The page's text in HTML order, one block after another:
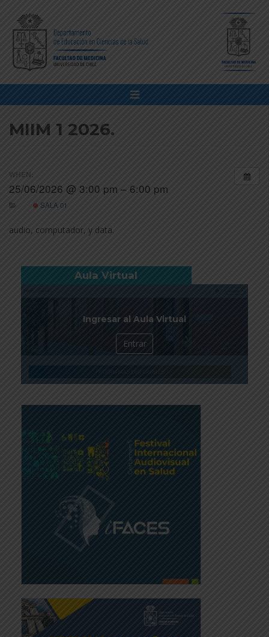
MIIM 1 2026.
WHEN:
25/06/2026 @ 3:00 pm – 6:00 pm
SALA 01
audio, computador, y data.
Aula Virtual
Ingresar al Aula Virtual
Entrar